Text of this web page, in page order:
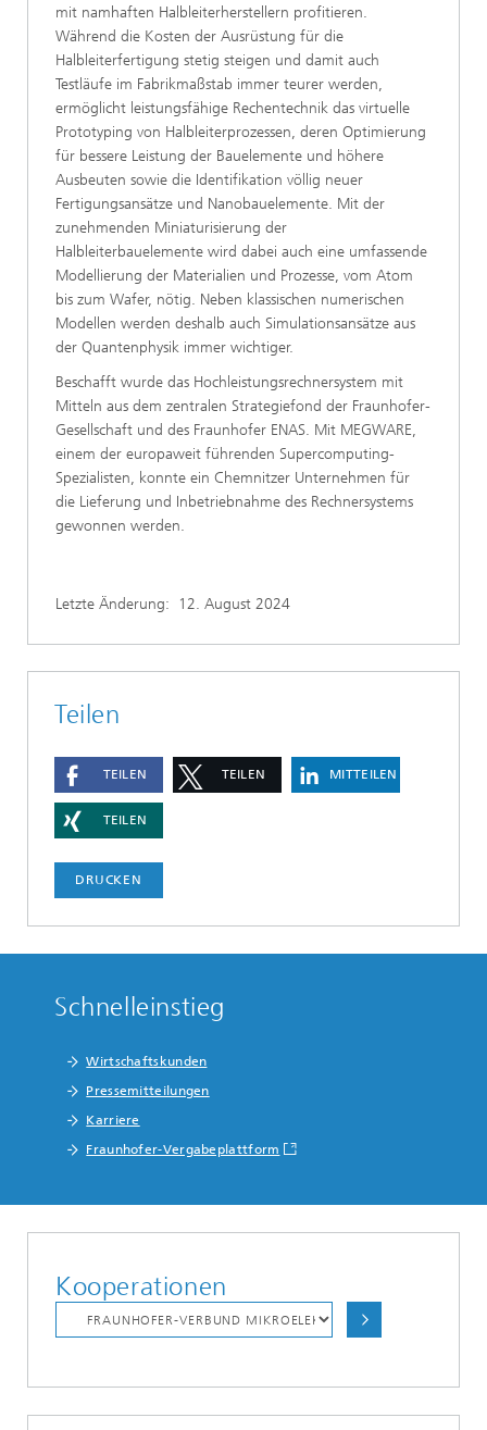
mit namhaften Halbleiterherstellern profitieren.
Während die Kosten der Ausrüstung für die
Halbleiterfertigung stetig steigen und damit auch
Testläufe im Fabrikmaßstab immer teurer werden,
ermöglicht leistungsfähige Rechentechnik das virtuelle
Prototyping von Halbleiterprozessen, deren Optimierung
für bessere Leistung der Bauelemente und höhere
Ausbeuten sowie die Identifikation völlig neuer
Fertigungsansätze und Nanobauelemente. Mit der
zunehmenden Miniaturisierung der
Halbleiterbauelemente wird dabei auch eine umfassende
Modellierung der Materialien und Prozesse, vom Atom
bis zum Wafer, nötig. Neben klassischen numerischen
Modellen werden deshalb auch Simulationsansätze aus
der Quantenphysik immer wichtiger.
Beschafft wurde das Hochleistungsrechnersystem mit
Mitteln aus dem zentralen Strategiefond der Fraunhofer-
Gesellschaft und des Fraunhofer ENAS. Mit MEGWARE,
einem der europaweit führenden Supercomputing-
Spezialisten, konnte ein Chemnitzer Unternehmen für
die Lieferung und Inbetriebnahme des Rechnersystems
gewonnen werden.
Letzte Änderung: 12. August 2024
Teilen
TEILEN TEILEN MITTEILEN
TEILEN
DRUCKEN
Schnelleinstieg
Wirtschaftskunden
Pressemitteilungen
Karriere
Fraunhofer-Vergabeplattform
Kooperationen